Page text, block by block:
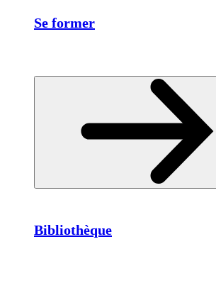
Se former
Bibliothèque